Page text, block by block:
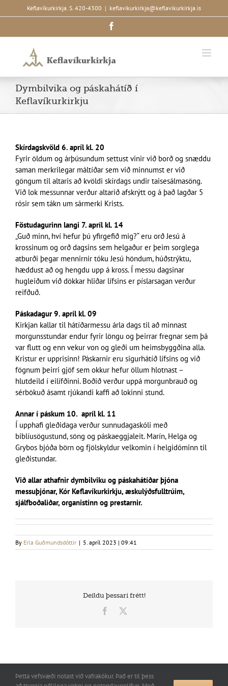
to
Keflavíkurkirkja. S. 420-4300 | keflavikurkirkja@keflavikurkirkja.is
Dymbilvika og páskahátíð í
Keflavíkurkirkju
Skírdagskvöld 6. apríl kl. 20
Fyrir öldum og árþúsundum settust vinir við borð og snæddu
saman merkrilegar máltíðar sem við minnumst er við
göngum til altaris að kvöldi skírdags undir taisesálmasöng.
Við lok messunnar verður altarið afskrýtt og á það lagðar 5
rósir sem tákn um sármerki Krists.
Föstudagurinn langi 7. apríl kl. 14
„Guð minn, hví hefur þú yfirgefið mig?“ eru orð Jesú á
krossinum og orð dagsins sem helgaður er þeim sorglega
atburði þegar mennirnir tóku Jesú höndum, húðstrýktu,
hæddust að og hengdu upp á kross. Í messu dagsinar
hugleiðum við dökkar hliðar lífsins er píslarsagan verður
reifðuð.
Páskadagur 9. apríl kl. 09
Kirkjan kallar til hátíðarmessu árla dags til að minnast
morgunsstundar endur fyrir löngu og þeirrar fregnar sem þá
var flutt og enn vekur von og gleði um heimsbyggðina alla.
Kristur er upprisinn! Páskarnir eru sigurhátíð lífsins og við
fögnum þeirri gjöf sem okkur hefur öllum hlotnast –
hlutdeild í eilífðinni. Boðið verður uppá morgunbrauð og
sérbökuð ásamt rjúkandi kaffi að lokinni stund.
Annar í páskum 10. apríl kl. 11
Í upphafi gleðidaga verður sunnudagaskóli með
biblíusögustund, söng og páskaeggjaleit. Marín, Helga og
Grybos bjóða börn og fjölskyldur velkomin í helgidóminn til
gleðistundar.
Við allar athafnir dymbilviku og páskahátíðar þjóna
messuþjónar, Kór Keflavíkurkirkju, æskulýðsfulltrúim,
sjálfboðaliðar, organistinn og prestarnir.
By Erla Guðmundsdóttir | 5. apríl 2023 | 09:41
Deildu þessari frétt!
Facebook
Þetta vefsvæði notast við vafrakökur. Það er til þess